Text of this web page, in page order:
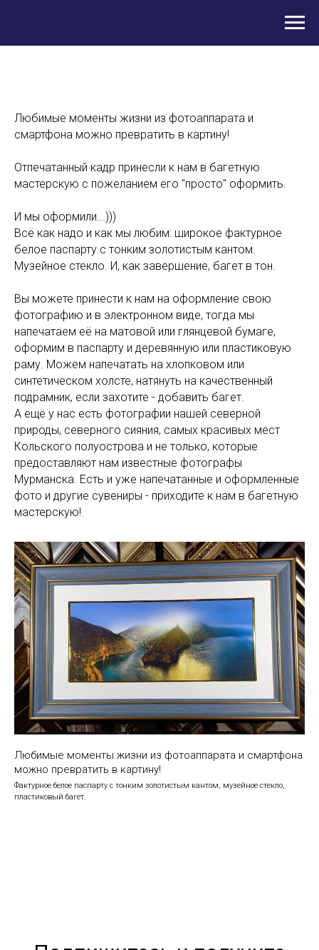
Любимые моменты жизни из фотоаппарата и
смартфона можно превратить в картину!
Отпечатанный кадр принесли к нам в багетную
мастерскую с пожеланием его "просто" оформить.
И мы оформили...)))
Всё как надо и как мы любим: широкое фактурное
белое паспарту с тонким золотистым кантом.
Музейное стекло. И, как завершение, багет в тон.
Вы можете принести к нам на оформление свою
фотографию и в электронном виде, тогда мы
напечатаем её на матовой или глянцевой бумаге,
оформим в паспарту и деревянную или пластиковую
раму. Можем напечатать на хлопковом или
синтетическом холсте, натянуть на качественный
подрамник, если захотите - добавить багет.
А ещё у нас есть фотографии нашей северной
природы, северного сияния, самых красивых мест
Кольского полуострова и не только, которые
предоставляют нам известные фотографы
Мурманска. Есть и уже напечатанные и оформленные
фото и другие сувениры - приходите к нам в багетную
мастерскую!
Любимые моменты жизни из фотоаппарата и смартфона
можно превратить в картину!
Фактурное белое паспарту с тонким золотистым кантом, музейное стекло,
пластиковый багет.